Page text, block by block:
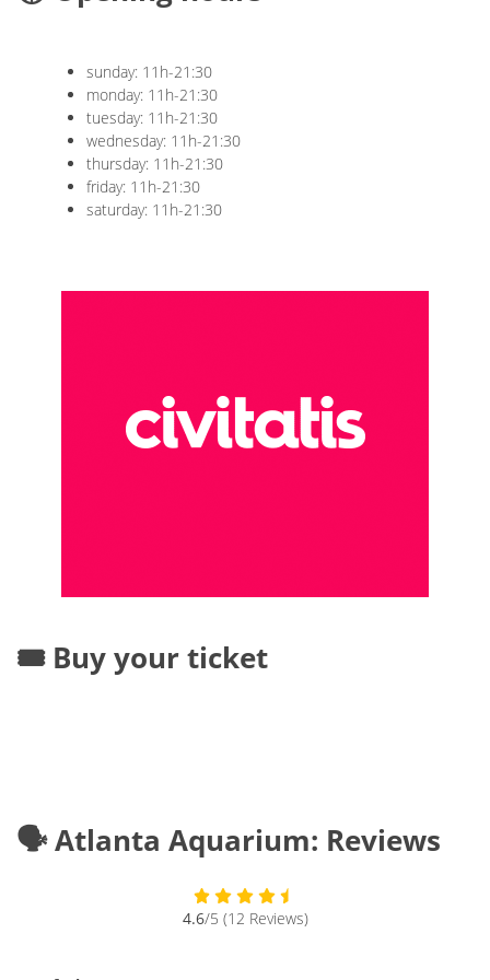
sunday: 11h-21:30
monday: 11h-21:30
tuesday: 11h-21:30
wednesday: 11h-21:30
thursday: 11h-21:30
friday: 11h-21:30
saturday: 11h-21:30
🎟️ Buy your ticket
🗣️ Atlanta Aquarium: Reviews
4.6/5 (12 Reviews)